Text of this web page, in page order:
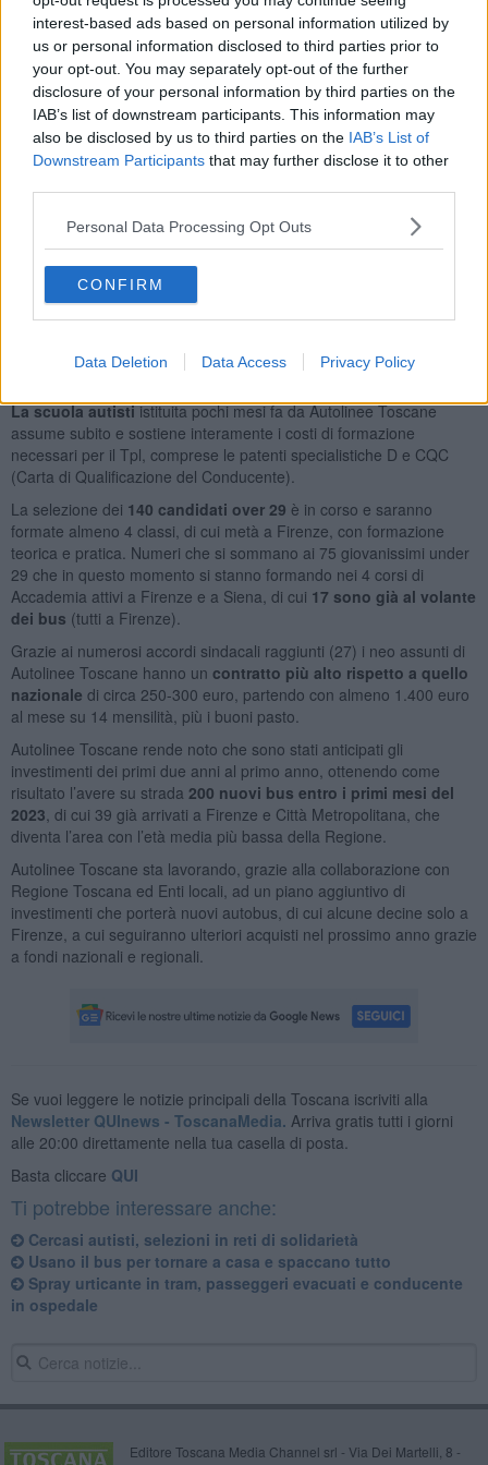
interest-based ads based on personal information utilized by
us or personal information disclosed to third parties prior to
your opt-out. You may separately opt-out of the further
disclosure of your personal information by third parties on the
IAB’s list of downstream participants. This information may
also be disclosed by us to third parties on the IAB’s List of
Downstream Participants that may further disclose it to other
Personal Data Processing Opt Outs
CONFIRM
Data Deletion Data Access Privacy Policy
professionali, tanto che abbiamo quasi saturato la disponibilità di
posti nelle agenzie formative e nelle scuole guida.Questa
straordinaria azione di reclutamento di nuovi autisti e di
acquisto di busè stata portata avanti parallelamente agli
investimenti sulle innovazioni tecnologiche, come ad esempio il
nuovo sistema di bigliettazione digitale, che, dopo decenni di
criticità, con le sue 311 mila registrazioni al sito di Autolinee
Toscane, ha portato all’azzeramento delle code che puntualmente
Autolinee Toscane ha assicurato alla Regione Toscana e alle altre
anche da altri fattori, tra cui per esempio la nuova stagione
dei cantieri per la tramvia
competenti, potrebbe generareripercussioni sulla mobilità
Veniamo alla selezione del personale.
La scuola autistiistituita pochi mesi fa da Autolinee Toscane
assume subito e sostiene interamente i costi di formazione
necessari per il Tpl, comprese le patenti specialistiche D e CQC
(Carta di Qualificazione del Conducente).
La selezione dei 140 candidati over 29 è in corso e saranno
formate almeno 4 classi, di cui metà a Firenze, con formazione
teorica e pratica. Numeri che si sommano ai 75 giovanissimi under
29 che in questo momento si stanno formando nei 4 corsi di
Accademia attivi a Firenze e a Siena, di cui 17 sono già al volante
dei bus (tutti a Firenze).
Grazie ai numerosi accordi sindacali raggiunti (27) i neo assunti di
Autolinee Toscane hanno un contratto più alto rispetto a quello
nazionale di circa 250-300 euro, partendo con almeno 1.400 euro
al mese su 14 mensilità, più i buoni pasto.
Autolinee Toscane rende noto che sono stati anticipati gli
investimenti dei primi due anni al primo anno, ottenendo come
risultato l’avere su strada 200 nuovi bus entro i primi mesi del
2023 , di cui 39 già arrivati a Firenze e Città Metropolitana, che
diventa l’area con l’età media più bassa della Regione.
Autolinee Toscane sta lavorando, grazie alla collaborazione con
Regione Toscana ed Enti locali, ad un piano aggiuntivo di
investimenti che porterà nuovi autobus, di cui alcune decine solo a
Firenze, a cui seguiranno ulteriori acquisti nel prossimo anno grazie
a fondi nazionali e regionali.
Se vuoi leggere le notizie principali della Toscana iscriviti alla
Newsletter QUInews - ToscanaMedia. Arriva gratis tutti i giorni
alle 20:00 direttamente nella tua casella di posta.
Basta cliccare QUI
Ti potrebbe interessare anche:
Cercasi autisti, selezioni in reti di solidarietà
Usano il bus per tornare a casa e spaccano tutto
Spray urticante in tram, passeggeri evacuati e conducente
in ospedale
Editore Toscana Media Channel srl - Via Dei Martelli, 8 -